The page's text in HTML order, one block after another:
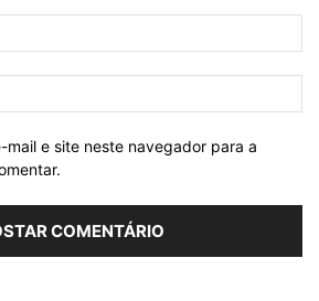
mail e site neste navegador para a